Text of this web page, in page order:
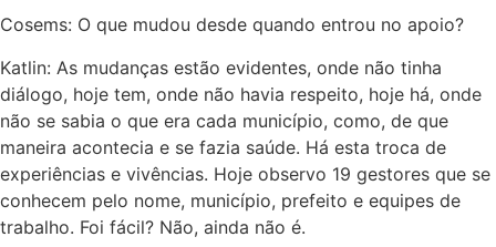
Cosems: O que mudou desde quando entrou no apoio?
Katlin: As mudanças estão evidentes, onde não tinha
diálogo, hoje tem, onde não havia respeito, hoje há, onde
não se sabia o que era cada município, como, de que
maneira acontecia e se fazia saúde. Há esta troca de
experiências e vivências. Hoje observo 19 gestores que se
conhecem pelo nome, município, prefeito e equipes de
trabalho. Foi fácil? Não, ainda não é.